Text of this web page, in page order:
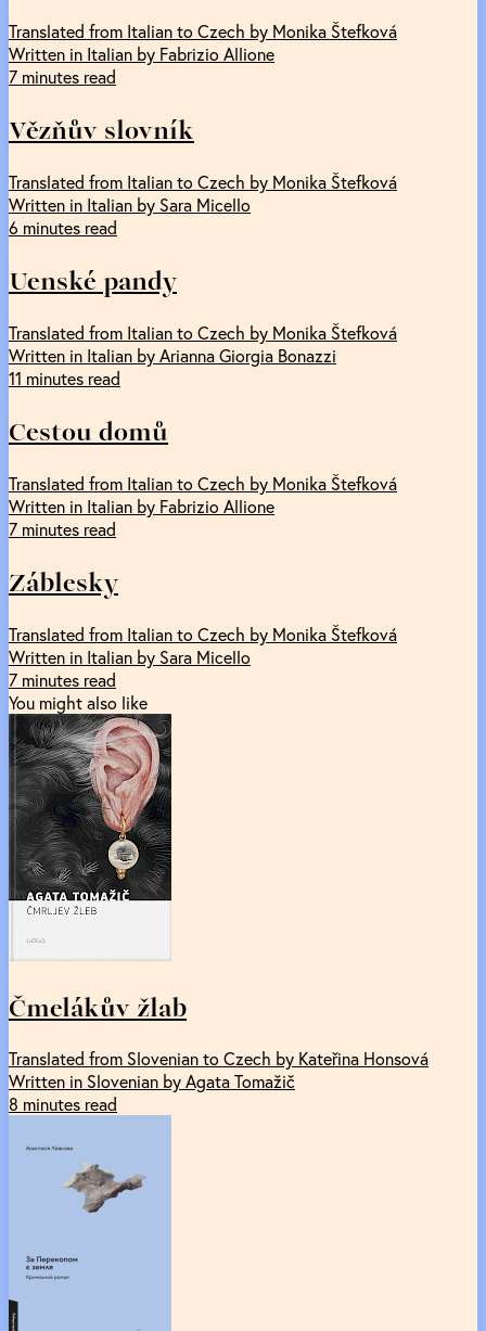
Translated from Italian to Czech by Monika Štefková
Written in Italian by Fabrizio Allione
7 minutes read
Vězňův slovník
Translated from Italian to Czech by Monika Štefková
Written in Italian by Sara Micello
6 minutes read
Uenské pandy
Translated from Italian to Czech by Monika Štefková
Written in Italian by Arianna Giorgia Bonazzi
11 minutes read
Cestou domů
Translated from Italian to Czech by Monika Štefková
Written in Italian by Fabrizio Allione
7 minutes read
Záblesky
Translated from Italian to Czech by Monika Štefková
Written in Italian by Sara Micello
7 minutes read
You might also like
Čmelákův žlab
Translated from Slovenian to Czech by Kateřina Honsová
Written in Slovenian by Agata Tomažič
8 minutes read